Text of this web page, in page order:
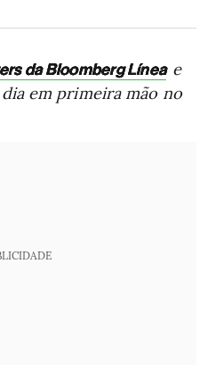
da Bloomberg Línea e
em primeira mão no